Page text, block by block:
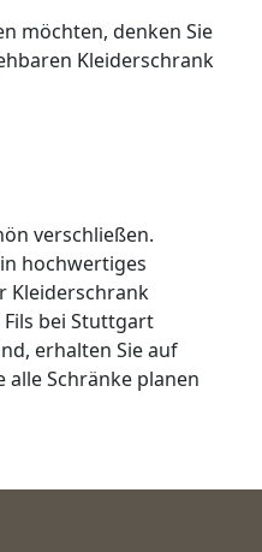
möchten, denken Sie
Kleiderschrank
verschließen.
hochwertiges
Kleiderschrank
bei Stuttgart
erhalten Sie auf
alle Schränke planen